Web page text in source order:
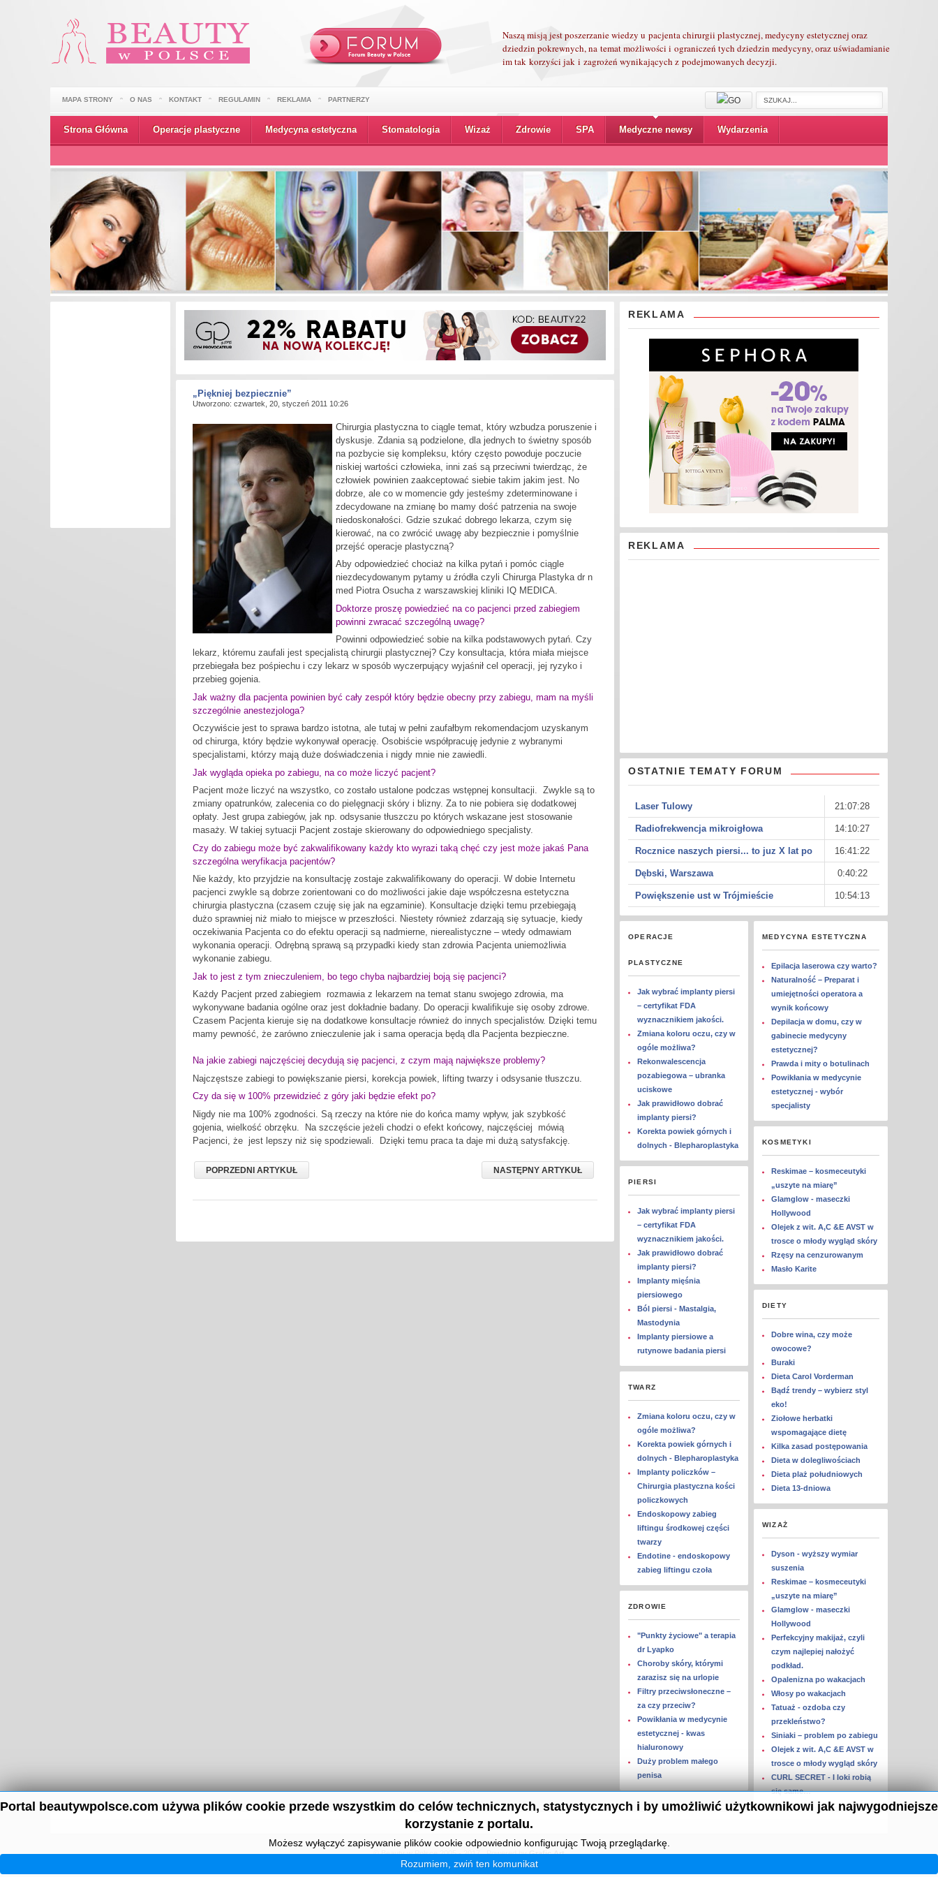
Naszą misją jest poszerzanie wiedzy u pacjenta chirurgii plastycznej, medycyny estetycznej oraz
dziedzin pokrewnych, na temat możliwości i ograniczeń tych dziedzin medycyny, oraz uświadamianie
im tak korzyści jak i zagrożeń wynikających z podejmowanych decyzji.
MAPA STRONY O NAS KONTAKT REGULAMIN REKLAMA PARTNERZY
Strona Główna Operacje plastyczne Medycyna estetyczna Stomatologia Wizaż Zdrowie SPA Medyczne newsy Wydarzenia
„Piękniej bezpiecznie”
Utworzono: czwartek, 20, styczeń 2011 10:26
Chirurgia plastyczna to ciągle temat, który wzbudza poruszenie i
dyskusje. Zdania są podzielone, dla jednych to świetny sposób
na pozbycie się kompleksu, który często powoduje poczucie
niskiej wartości człowieka, inni zaś są przeciwni twierdząc, że
człowiek powinien zaakceptować siebie takim jakim jest. No
dobrze, ale co w momencie gdy jesteśmy zdeterminowane i
zdecydowane na zmianę bo mamy dość patrzenia na swoje
niedoskonałości. Gdzie szukać dobrego lekarza, czym się
kierować, na co zwrócić uwagę aby bezpiecznie i pomyślnie
przejść operacje plastyczną?
Aby odpowiedzieć chociaż na kilka pytań i pomóc ciągle
niezdecydowanym pytamy u źródła czyli Chirurga Plastyka dr n
med Piotra Osucha z warszawskiej kliniki IQ MEDICA.
Doktorze proszę powiedzieć na co pacjenci przed zabiegiem
powinni zwracać szczególną uwagę?
Powinni odpowiedzieć sobie na kilka podstawowych pytań. Czy
lekarz, któremu zaufali jest specjalistą chirurgii plastycznej? Czy konsultacja, która miała miejsce
przebiegała bez pośpiechu i czy lekarz w sposób wyczerpujący wyjaśnił cel operacji, jej ryzyko i
przebieg gojenia.
Jak ważny dla pacjenta powinien być cały zespół który będzie obecny przy zabiegu, mam na myśli
szczególnie anestezjologa?
Oczywiście jest to sprawa bardzo istotna, ale tutaj w pełni zaufałbym rekomendacjom uzyskanym
od chirurga, który będzie wykonywał operację. Osobiście współpracuję jedynie z wybranymi
specjalistami, którzy mają duże doświadczenia i nigdy mnie nie zawiedli.
Jak wygląda opieka po zabiegu, na co może liczyć pacjent?
Pacjent może liczyć na wszystko, co zostało ustalone podczas wstępnej konsultacji. Zwykle są to
zmiany opatrunków, zalecenia co do pielęgnacji skóry i blizny. Za to nie pobiera się dodatkowej
opłaty. Jest grupa zabiegów, jak np. odsysanie tłuszczu po których wskazane jest stosowanie
masaży. W takiej sytuacji Pacjent zostaje skierowany do odpowiedniego specjalisty.
Czy do zabiegu może być zakwalifikowany każdy kto wyrazi taką chęć czy jest może jakaś Pana
szczególna weryfikacja pacjentów?
Nie każdy, kto przyjdzie na konsultację zostaje zakwalifikowany do operacji. W dobie Internetu
pacjenci zwykle są dobrze zorientowani co do możliwości jakie daje współczesna estetyczna
chirurgia plastyczna (czasem czuję się jak na egzaminie). Konsultacje dzięki temu przebiegają
dużo sprawniej niż miało to miejsce w przeszłości. Niestety również zdarzają się sytuacje, kiedy
oczekiwania Pacjenta co do efektu operacji są nadmierne, nierealistyczne – wtedy odmawiam
wykonania operacji. Odrębną sprawą są przypadki kiedy stan zdrowia Pacjenta uniemożliwia
wykonanie zabiegu.
Jak to jest z tym znieczuleniem, bo tego chyba najbardziej boją się pacjenci?
Każdy Pacjent przed zabiegiem rozmawia z lekarzem na temat stanu swojego zdrowia, ma
wykonywane badania ogólne oraz jest dokładnie badany. Do operacji kwalifikuje się osoby zdrowe.
Czasem Pacjenta kieruje się na dodatkowe konsultacje również do innych specjalistów. Dzięki temu
mamy pewność, że zarówno znieczulenie jak i sama operacja będą dla Pacjenta bezpieczne.
Na jakie zabiegi najczęściej decydują się pacjenci, z czym mają największe problemy?
Najczęstsze zabiegi to powiększanie piersi, korekcja powiek, lifting twarzy i odsysanie tłuszczu.
Czy da się w 100% przewidzieć z góry jaki będzie efekt po?
Nigdy nie ma 100% zgodności. Są rzeczy na które nie do końca mamy wpływ, jak szybkość
gojenia, wielkość obrzęku. Na szczęście jeżeli chodzi o efekt końcowy, najczęściej mówią
Pacjenci, że jest lepszy niż się spodziewali. Dzięki temu praca ta daje mi dużą satysfakcję.
POPRZEDNI ARTYKUŁ NASTĘPNY ARTYKUŁ
REKLAMA
REKLAMA
OSTATNIE TEMATY FORUM
Laser Tulowy 21:07:28
Radiofrekwencja mikroigłowa 14:10:27
Rocznice naszych piersi... to juz X lat po 16:41:22
Dębski, Warszawa 0:40:22
Powiększenie ust w Trójmieście 10:54:13
OPERACJE
PLASTYCZNE
Jak wybrać implanty piersi
– certyfikat FDA
wyznacznikiem jakości.
Zmiana koloru oczu, czy w
ogóle możliwa?
Rekonwalescencja
pozabiegowa – ubranka
uciskowe
Jak prawidłowo dobrać
implanty piersi?
Korekta powiek górnych i
dolnych - Blepharoplastyka
PIERSI
Jak wybrać implanty piersi
– certyfikat FDA
wyznacznikiem jakości.
Jak prawidłowo dobrać
implanty piersi?
Implanty mięśnia
piersiowego
Ból piersi - Mastalgia,
Mastodynia
Implanty piersiowe a
rutynowe badania piersi
TWARZ
Zmiana koloru oczu, czy w
ogóle możliwa?
Korekta powiek górnych i
dolnych - Blepharoplastyka
Implanty policzków –
Chirurgia plastyczna kości
policzkowych
Endoskopowy zabieg
liftingu środkowej części
twarzy
Endotine - endoskopowy
zabieg liftingu czoła
ZDROWIE
"Punkty życiowe" a terapia
dr Lyapko
Choroby skóry, którymi
zarazisz się na urlopie
Filtry przeciwsłoneczne –
za czy przeciw?
Powikłania w medycynie
estetycznej - kwas
hialuronowy
Duży problem małego
penisa
MEDYCYNA ESTETYCZNA
Epilacja laserowa czy warto?
Naturalność – Preparat i
umiejętności operatora a
wynik końcowy
Depilacja w domu, czy w
gabinecie medycyny
estetycznej?
Prawda i mity o botulinach
Powikłania w medycynie
estetycznej - wybór
specjalisty
KOSMETYKI
Reskimae – kosmeceutyki
„uszyte na miarę”
Glamglow - maseczki
Hollywood
Olejek z wit. A,C &E AVST w
trosce o młody wygląd skóry
Rzęsy na cenzurowanym
Masło Karite
DIETY
Dobre wina, czy może
owocowe?
Buraki
Dieta Carol Vorderman
Bądź trendy – wybierz styl
eko!
Ziołowe herbatki
wspomagające dietę
Kilka zasad postępowania
Dieta w dolegliwościach
Dieta plaż południowych
Dieta 13-dniowa
WIZAŻ
Dyson - wyższy wymiar
suszenia
Reskimae – kosmeceutyki
„uszyte na miarę”
Glamglow - maseczki
Hollywood
Perfekcyjny makijaż, czyli
czym najlepiej nałożyć
podkład.
Opalenizna po wakacjach
Włosy po wakacjach
Tatuaż - ozdoba czy
przekleństwo?
Siniaki – problem po zabiegu
Olejek z wit. A,C &E AVST w
trosce o młody wygląd skóry
CURL SECRET - I loki robią
się same…
Portal beautywpolsce.com używa plików cookie przede wszystkim do celów technicznych, statystycznych i by umożliwić użytkownikowi jak najwygodniejsze
korzystanie z portalu.
Możesz wyłączyć zapisywanie plików cookie odpowiednio konfigurując Twoją przeglądarkę.
Rozumiem, zwiń ten komunikat
© Beauty w Polsce 2005 - 2017 . Powered byGrafic Art